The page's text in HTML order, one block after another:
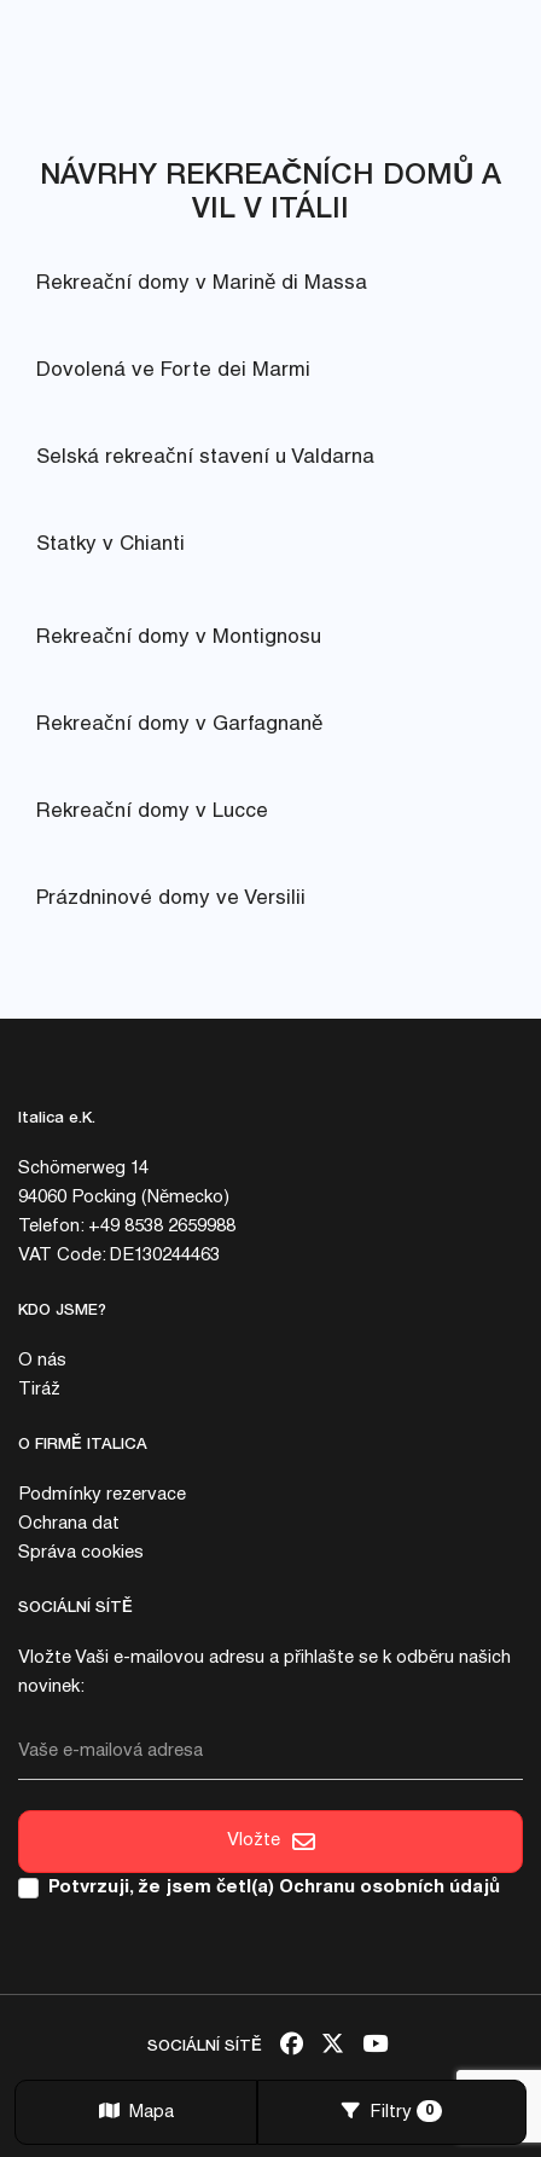
Mapa Filtry 0
NÁVRHY REKREAČNÍCH DOMŮ A
VIL V ITÁLII
Rekreační domy v Marině di Massa
Dovolená ve Forte dei Marmi
Selská rekreační stavení u Valdarna
Statky v Chianti
Rekreační domy v Montignosu
Rekreační domy v Garfagnaně
Rekreační domy v Lucce
Prázdninové domy ve Versilii
Italica e.K.
Schömerweg 14
94060 Pocking (Německo)
Telefon: +49 8538 2659988
VAT Code: DE130244463
KDO JSME?
O nás
Tiráž
O FIRMĚ ITALICA
Podmínky rezervace
Ochrana dat
Správa cookies
SOCIÁLNÍ SÍTĚ
Vložte Vaši e-mailovou adresu a přihlašte se k odběru našich
novinek:
Vaše e-mailová adresa
Vložte
Potvrzuji, že jsem četl(a) Ochranu osobních údajů
SOCIÁLNÍ SÍTĚ